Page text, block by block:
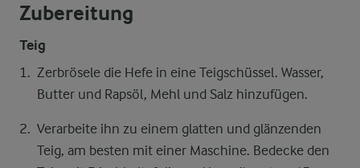
Zubereitung
Teig
Zerbrösele die Hefe in eine Teigschüssel. Wasser,
Butter und Rapsöl, Mehl und Salz hinzufügen.
Verarbeite ihn zu einem glatten und glänzenden
Teig, am besten mit einer Maschine. Bedecke den